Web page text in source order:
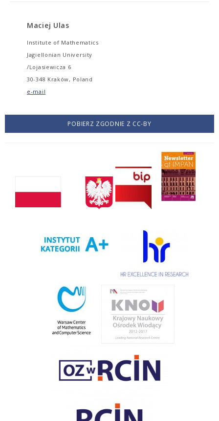
Maciej Ulas
Institute of Mathematics
Jagiellonian University
/Lojasiewicza 6
30-348 Kraków, Poland
e-mail
POBIERZ ZGODNIE Z CC-BY